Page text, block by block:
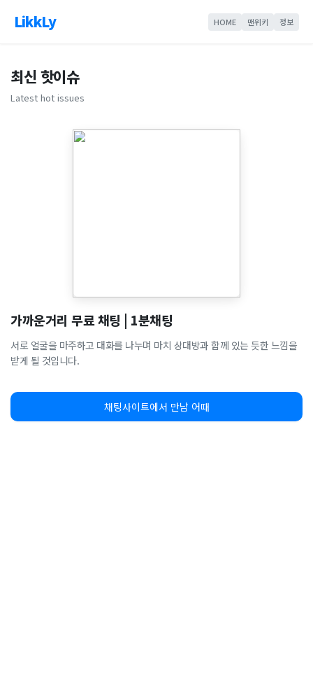
LikkLy HOME 맨위키 정보
최신 핫이슈
Latest hot issues
가까운거리 무료 채팅 | 1분채팅
서로 얼굴을 마주하고 대화를 나누며 마치 상대방과 함께 있는 듯한 느낌을
받게 될 것입니다.
채팅사이트에서 만남 어때